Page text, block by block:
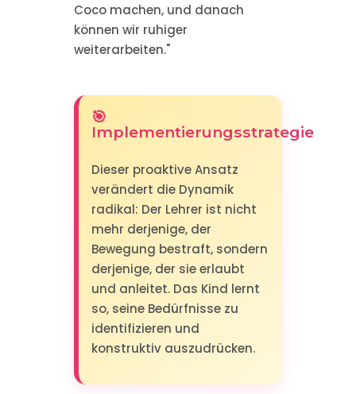
Coco machen, und danach
können wir ruhiger
weiterarbeiten."
🎯
Implementierungsstrategie
Dieser proaktive Ansatz
verändert die Dynamik
radikal: Der Lehrer ist nicht
mehr derjenige, der
Bewegung bestraft, sondern
derjenige, der sie erlaubt
und anleitet. Das Kind lernt
so, seine Bedürfnisse zu
identifizieren und
konstruktiv auszudrücken.